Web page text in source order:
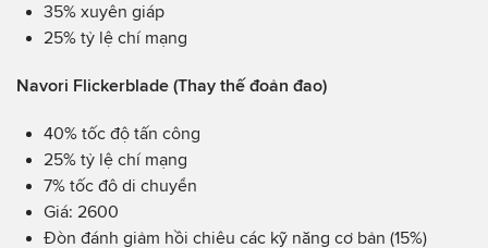
35% xuyên giáp
25% tỷ lệ chí mạng
Navori Flickerblade (Thay thế đoản đao)
40% tốc độ tấn công
25% tỷ lệ chí mạng
7% tốc đô di chuyển
Giá: 2600
Đòn đánh giảm hồi chiêu các kỹ năng cơ bản (15%)